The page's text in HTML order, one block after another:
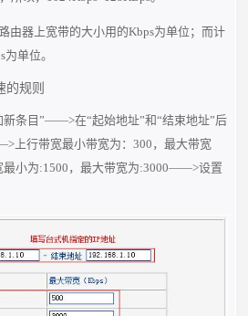
由器上宽带的大小用的Kbps为单位；而计
单位。
的规则
新条目”——>在“起始地址”和“结束地址”后
上行带宽最小带宽为：300，最大带宽
小为:1500，最大带宽为:3000——>设置